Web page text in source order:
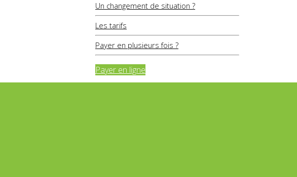
Un changement de situation ?
Les tarifs
Payer en plusieurs fois ?
Payer en ligne